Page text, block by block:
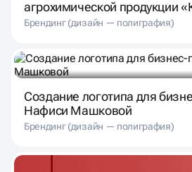
агрохимической продукции
Брендинг (дизайн — полиграфия)
Создание логотипа для
Нафиси Машковой
Брендинг (дизайн — полиграфия)